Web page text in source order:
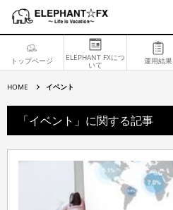
トップページ ELEPHANT FXにつ
いて 運用結果
HOME
ン
ト
イベント
「イベント」に関する記事